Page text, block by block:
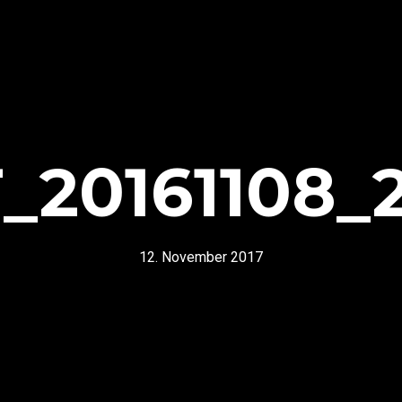
12. November 2017